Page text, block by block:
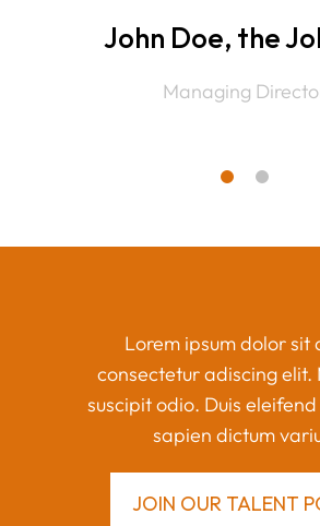
John Doe, the
Managing
Lorem ipsum dolor sit
consectetur adiscing elit.
suscipit odio. Duis
sapien dictum
JOIN OUR TALENT